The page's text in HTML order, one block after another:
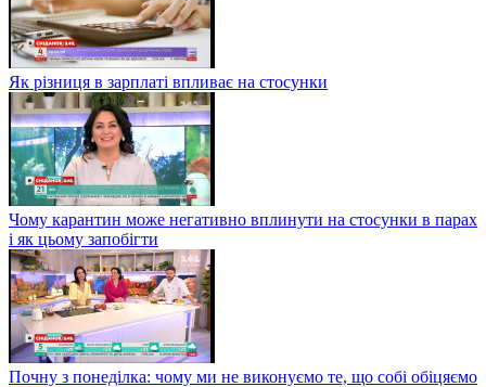
Як різниця в зарплаті впливає на стосунки
Чому карантин може негативно вплинути на стосунки в парах
і як цьому запобігти
Почну з понеділка: чому ми не виконуємо те, що собі обіцяємо